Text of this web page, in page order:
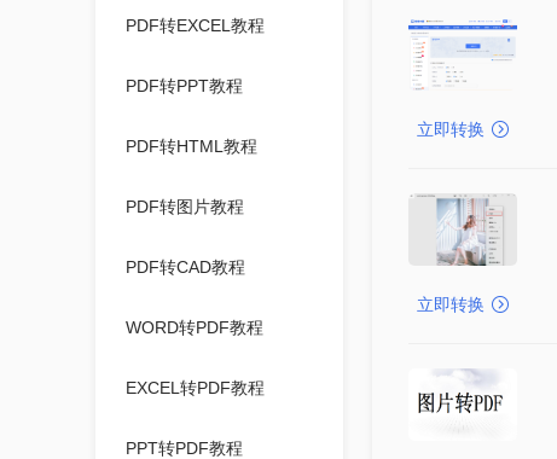
PDF转EXCEL教程
PDF转PPT教程
PDF转HTML教程
PDF转图片教程
PDF转CAD教程
WORD转PDF教程
EXCEL转PDF教程
PPT转PDF教程
立即转换
立即转换